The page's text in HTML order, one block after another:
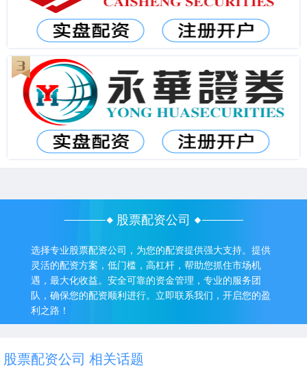
股票配资公司
选择专业股票配资公司，为您的配资提供强大支持。提供
灵活的配资方案，低门槛，高杠杆，帮助您抓住市场机
遇，最大化收益。安全可靠的资金管理，专业的服务团
队，确保您的配资顺利进行。立即联系我们，开启您的盈
利之路！
股票配资公司 相关话题